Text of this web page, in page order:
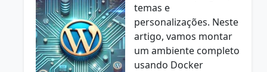
temas e
personalizações. Neste
artigo, vamos montar
um ambiente completo
usando Docker